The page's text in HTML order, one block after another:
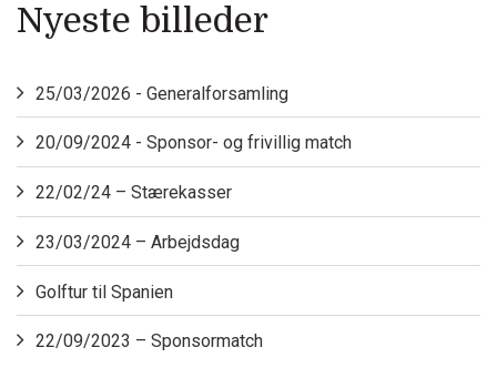
Nyeste billeder
25/03/2026 - Generalforsamling
20/09/2024 - Sponsor- og frivillig match
22/02/24 – Stærekasser
23/03/2024 – Arbejdsdag
Golftur til Spanien
22/09/2023 – Sponsormatch